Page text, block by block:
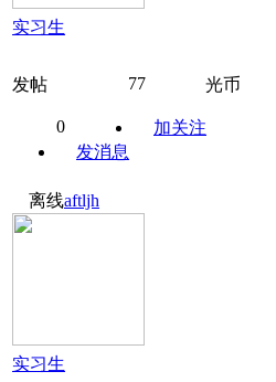
实习生
发帖 77 光币
0
加关注
发消息
离线aftljh
实习生